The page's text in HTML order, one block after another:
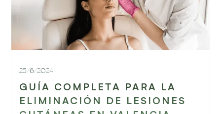
25/6/2024
GUÍA COMPLETA PARA LA
ELIMINACIÓN DE LESIONES